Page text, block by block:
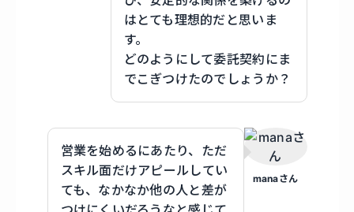
はとても理想的だと思いま
す。
どのようにして委託契約にま
でこぎつけたのでしょうか？
manaさん
営業を始めるにあたり、ただ
スキル面だけアピールしてい
ても、なかなか他の人と差が